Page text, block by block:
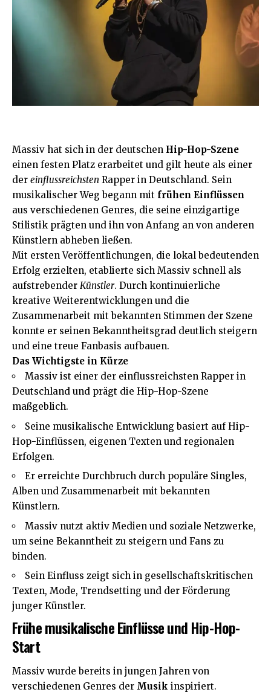
Massiv hat sich in der deutschen Hip-Hop-Szene
einen festen Platz erarbeitet und gilt heute als einer
der einflussreichsten Rapper in Deutschland. Sein
musikalischer Weg begann mit frühen Einflüssen
aus verschiedenen Genres, die seine einzigartige
Stilistik prägten und ihn von Anfang an von anderen
Künstlern abheben ließen.
Mit ersten Veröffentlichungen, die lokal bedeutenden
Erfolg erzielten, etablierte sich Massiv schnell als
aufstrebender Künstler. Durch kontinuierliche
kreative Weiterentwicklungen und die
Zusammenarbeit mit bekannten Stimmen der Szene
konnte er seinen Bekanntheitsgrad deutlich steigern
und eine treue Fanbasis aufbauen.
Das Wichtigste in Kürze
Massiv ist einer der einflussreichsten Rapper in
Deutschland und prägt die Hip-Hop-Szene
maßgeblich.
Seine musikalische Entwicklung basiert auf Hip-
Hop-Einflüssen, eigenen Texten und regionalen
Erfolgen.
Er erreichte Durchbruch durch populäre Singles,
Alben und Zusammenarbeit mit bekannten
Künstlern.
Massiv nutzt aktiv Medien und soziale Netzwerke,
um seine Bekanntheit zu steigern und Fans zu
binden.
Sein Einfluss zeigt sich in gesellschaftskritischen
Texten, Mode, Trendsetting und der Förderung
junger Künstler.
Frühe musikalische Einflüsse und Hip-Hop-
Start
Massiv wurde bereits in jungen Jahren von
verschiedenen Genres der Musik inspiriert.